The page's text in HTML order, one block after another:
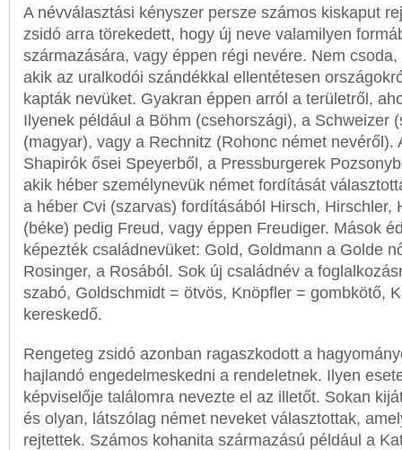
A névválasztási kényszer persze számos kiskaput
zsidó arra törekedett, hogy új neve valamilyen
származására, vagy éppen régi nevére. Nem
akik az uralkodói szándékkal ellentétesen
kapták nevüket. Gyakran éppen arról a területről,
Ilyenek például a Böhm (csehországi), a Schweizer
(magyar), vagy a Rechnitz (Rohonc német nevéről).
Shapirók ősei Speyerből, a Pressburgerek
akik héber személynevük német fordítását
a héber Cvi (szarvas) fordításából Hirsch, Hirschler,
(béke) pedig Freud, vagy éppen Freudiger. Mások
képezték családnevüket: Gold, Goldmann a Golde
Rosinger, a Rosából. Sok új családnév a
szabó, Goldschmidt = ötvös, Knöpfler = gombkötő,
kereskedő.
Rengeteg zsidó azonban ragaszkodott a
hajlandó engedelmeskedni a rendeletnek. Ilyen
képviselője találomra nevezte el az illetőt. Sokan
és olyan, látszólag német neveket választottak,
rejtettek. Számos kohanita származású például a